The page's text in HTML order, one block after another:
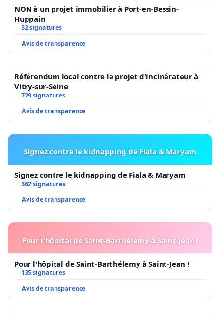
NON à un projet immobilier à Port-en-Bessin-
Huppain
52 signatures
Avis de transparence
Référendum local contre le projet d'incinérateur à
Vitry-sur-Seine
729 signatures
Avis de transparence
Signez contre le kidnapping de Fiala & Maryam
Signez contre le kidnapping de Fiala & Maryam
362 signatures
Avis de transparence
Pour l'hôpital de Saint-Barthélemy à Saint-Jean !
Pour l'hôpital de Saint-Barthélemy à Saint-Jean !
135 signatures
Avis de transparence